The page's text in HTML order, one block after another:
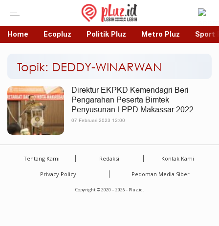
Home Ecopluz Politik Pluz Metro Pluz Sport
Topik: DEDDY-WINARWAN
Direktur EKPKD Kemendagri Beri
Pengarahan Peserta Bimtek
Penyusunan LPPD Makassar 2022
07 Februari 2023 12:00
Tentang Kami Redaksi Kontak Kami
Privacy Policy Pedoman Media Siber
Copyright © 2020 – 2026 - Pluz.id.